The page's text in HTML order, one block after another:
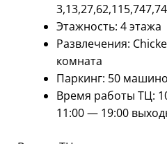
Этажность: 4 этажа
Развлечения:
комната
Паркинг: 50
Время работы ТЦ:
11:00 — 19:00